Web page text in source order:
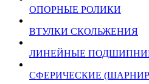
ОПОРНЫЕ РОЛИКИ
ВТУЛКИ СКОЛЬЖЕНИЯ
ЛИНЕЙНЫЕ
СФЕРИЧЕСКИЕ